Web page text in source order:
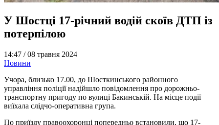
У Шостці 17-річний водій скоїв ДТП із
потерпілою
14:47 /08 травня 2024
Новини
Учора, близько 17.00, до Шосткинського районного
управління поліції надійшло повідомлення про дорожньо-
транспортну пригоду по вулиці Бакинській. На місце події
виїхала слідчо-оперативна група.
По приїзду правоохоронці попередньо встановили, що 17-